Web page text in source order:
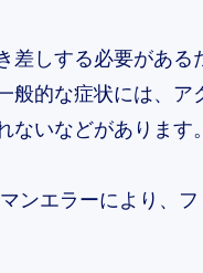
差しする必要があ
般的な症状には、ア
いなどがあります。
ンエラーにより、